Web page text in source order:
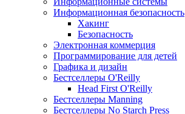
Информационная безопасность
Хакинг
Безопасность
Электронная коммерция
Программирование для детей
Графика и дизайн
Бестселлеры O'Reilly
Head First O'Reilly
Бестселлеры Manning
Бестселлеры No Starch Press